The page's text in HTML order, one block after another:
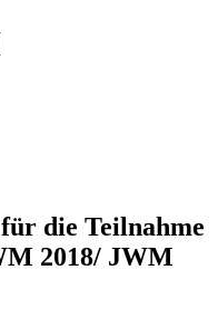
die Teilnahme
2018/ JWM